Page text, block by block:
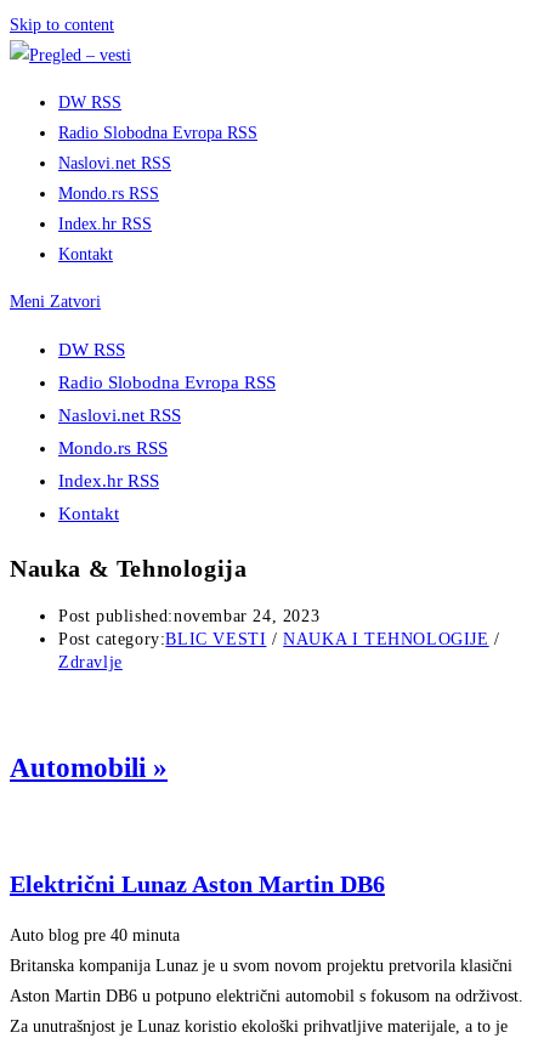
Skip to content
DW RSS
Radio Slobodna Evropa RSS
Naslovi.net RSS
Mondo.rs RSS
Index.hr RSS
Kontakt
Meni Zatvori
DW RSS
Radio Slobodna Evropa RSS
Naslovi.net RSS
Mondo.rs RSS
Index.hr RSS
Kontakt
Nauka & Tehnologija
Post published:novembar 24, 2023
Post category:BLIC VESTI / NAUKA I TEHNOLOGIJE /
Zdravlje
Automobili »
Električni Lunaz Aston Martin DB6
Auto blog pre 40 minuta
Britanska kompanija Lunaz je u svom novom projektu pretvorila klasični
Aston Martin DB6 u potpuno električni automobil s fokusom na održivost.
Za unutrašnjost je Lunaz koristio ekološki prihvatljive materijale, a to je